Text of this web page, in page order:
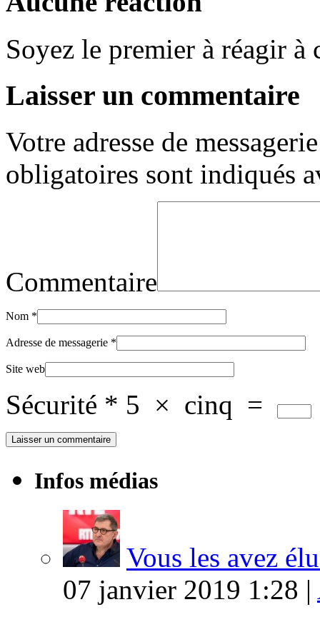
Soyez le premier à réagir à
Laisser un commentaire
Votre adresse de
obligatoires sont indiqués
Commentaire
Nom *
Adresse de messagerie *
Site web
Sécurité * 5 × cinq =
Infos médias
Vous les avez
07 janvier 2019 1:28 |